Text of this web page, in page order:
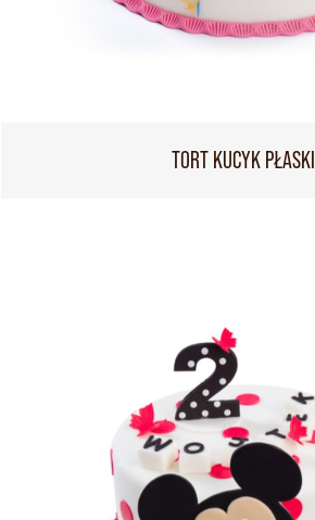
TORT KUCYK PŁASKI